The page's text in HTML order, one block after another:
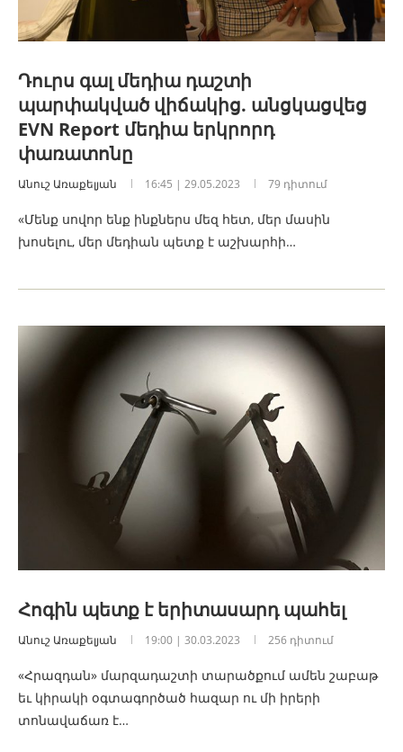
Դուրս գալ մեդիա դաշտի
պարփակված վիճակից. անցկացվեց
EVN Report մեդիա երկրորդ
փառատոնը
Անուշ Առաքելյան 16:45 | 29.05.2023 79 դիտում
«Մենք սովոր ենք ինքներս մեզ հետ, մեր մասին
խոսելու, մեր մեդիան պետք է աշխարհի…
Հոգին պետք է երիտասարդ պահել
Անուշ Առաքելյան 19:00 | 30.03.2023 256 դիտում
«Հրազդան» մարզադաշտի տարածքում ամեն շաբաթ
եւ կիրակի օգտագործած հազար ու մի իրերի
տոնավաճառ է…